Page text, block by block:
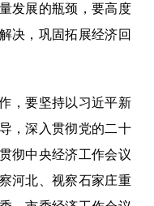
发展的瓶颈，要高度
决，巩固拓展经济回
，要坚持以习近平新
，深入贯彻党的二十
彻中央经济工作会议
河北、视察石家庄重